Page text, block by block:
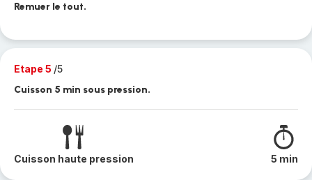
Remuer le tout.
Etape 5 /5
Cuisson 5 min sous pression.
Cuisson haute pression 5 min